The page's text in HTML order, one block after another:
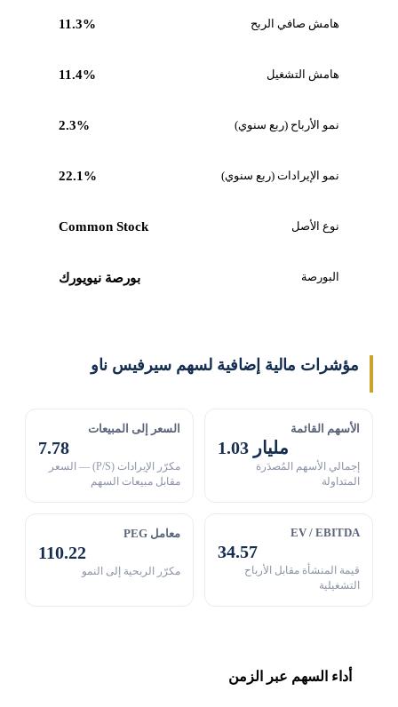
هامش صافي الربح 11.3%
هامش التشغيل 11.4%
نمو الأرباح (ربع سنوي) 2.3%
نمو الإيرادات (ربع سنوي) 22.1%
نوع الأصل Common Stock
البورصة بورصة نيويورك
مؤشرات مالية إضافية لسهم سيرفيس ناو
الأسهم القائمة
1.03 مليار
إجمالي الأسهم المُصدَرة
المتداولة
السعر إلى المبيعات
7.78
مكرّر الإيرادات (P/S) — السعر
مقابل مبيعات السهم
EV / EBITDA
34.57
قيمة المنشأة مقابل الأرباح
التشغيلية
معامل PEG
110.22
مكرّر الربحية إلى النمو
أداء السهم عبر الزمن